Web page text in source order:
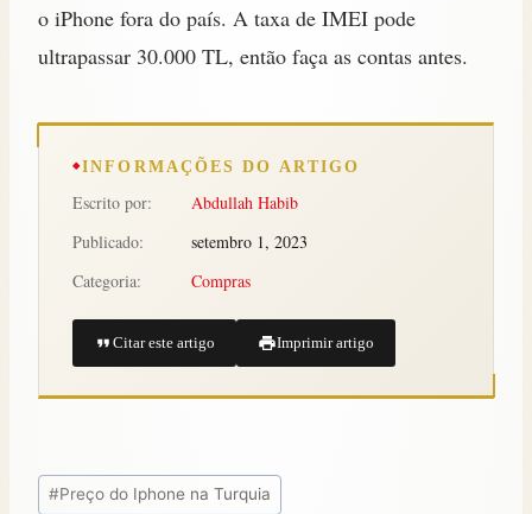
o iPhone fora do país. A taxa de IMEI pode
ultrapassar 30.000 TL, então faça as contas antes.
INFORMAÇÕES DO ARTIGO
Escrito por:
Abdullah Habib
Publicado:
setembro 1, 2023
Categoria:
Compras
Citar este artigo Imprimir artigo
#Preço do Iphone na Turquia